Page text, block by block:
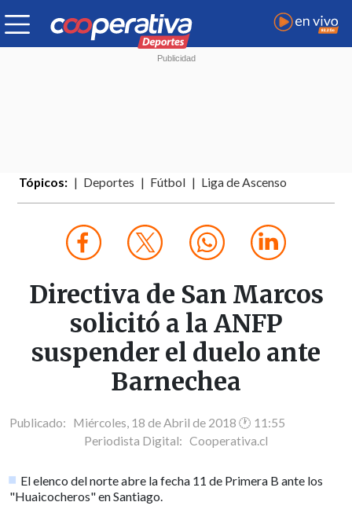
Tópicos: Deportes Fútbol Liga de Ascenso
Directiva de San Marcos
solicitó a la ANFP
suspender el duelo ante
Barnechea
Publicado: Miércoles, 18 de Abril de 2018 🕐 11:55
Periodista Digital: Cooperativa.cl
El elenco del norte abre la fecha 11 de Primera B ante los
"Huaicocheros" en Santiago.